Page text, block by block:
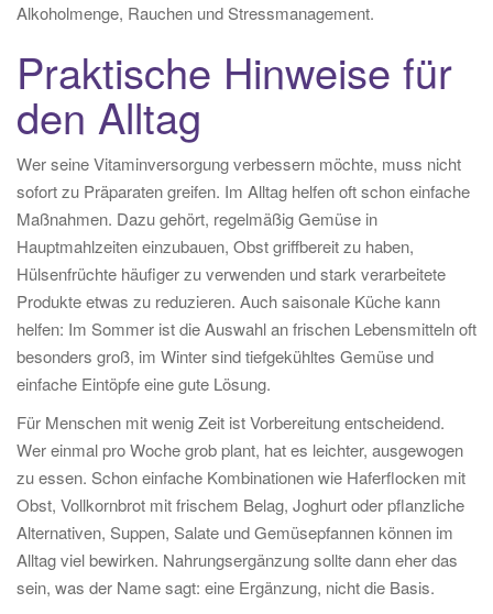
Alkoholmenge, Rauchen und Stressmanagement.
Praktische Hinweise für
den Alltag
Wer seine Vitaminversorgung verbessern möchte, muss nicht
sofort zu Präparaten greifen. Im Alltag helfen oft schon einfache
Maßnahmen. Dazu gehört, regelmäßig Gemüse in
Hauptmahlzeiten einzubauen, Obst griffbereit zu haben,
Hülsenfrüchte häufiger zu verwenden und stark verarbeitete
Produkte etwas zu reduzieren. Auch saisonale Küche kann
helfen: Im Sommer ist die Auswahl an frischen Lebensmitteln oft
besonders groß, im Winter sind tiefgekühltes Gemüse und
einfache Eintöpfe eine gute Lösung.
Für Menschen mit wenig Zeit ist Vorbereitung entscheidend.
Wer einmal pro Woche grob plant, hat es leichter, ausgewogen
zu essen. Schon einfache Kombinationen wie Haferflocken mit
Obst, Vollkornbrot mit frischem Belag, Joghurt oder pflanzliche
Alternativen, Suppen, Salate und Gemüsepfannen können im
Alltag viel bewirken. Nahrungsergänzung sollte dann eher das
sein, was der Name sagt: eine Ergänzung, nicht die Basis.